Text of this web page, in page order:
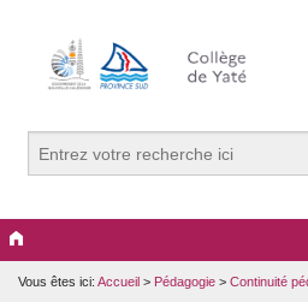
Le collège
Vous êtes ici: Accueil > Pédagogie > Continuité